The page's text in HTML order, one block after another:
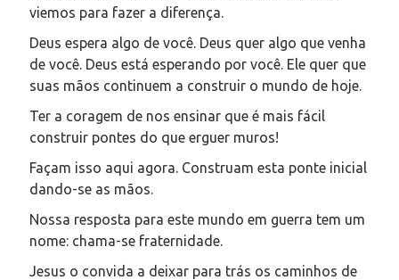
viemos para fazer a diferença.
Deus espera algo de você. Deus quer algo que venha
de você. Deus está esperando por você. Ele quer que
suas mãos continuem a construir o mundo de hoje.
Ter a coragem de nos ensinar que é mais fácil
construir pontes do que erguer muros!
Façam isso aqui agora. Construam esta ponte inicial
dando-se as mãos.
Nossa resposta para este mundo em guerra tem um
nome: chama-se fraternidade.
Jesus o convida a deixar para trás os caminhos de